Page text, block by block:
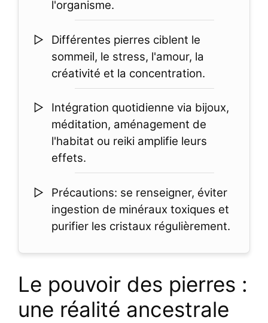
l'organisme.
Différentes pierres ciblent le
sommeil, le stress, l'amour, la
créativité et la concentration.
Intégration quotidienne via bijoux,
méditation, aménagement de
l'habitat ou reiki amplifie leurs
effets.
Précautions: se renseigner, éviter
ingestion de minéraux toxiques et
purifier les cristaux régulièrement.
Le pouvoir des pierres :
une réalité ancestrale